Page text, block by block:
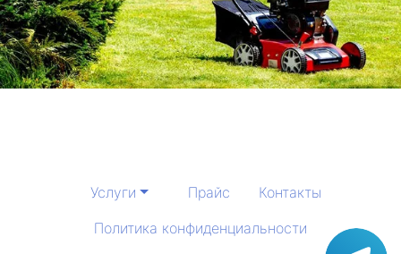
Услуги Прайс
Контакты
Политика конфиденциальности